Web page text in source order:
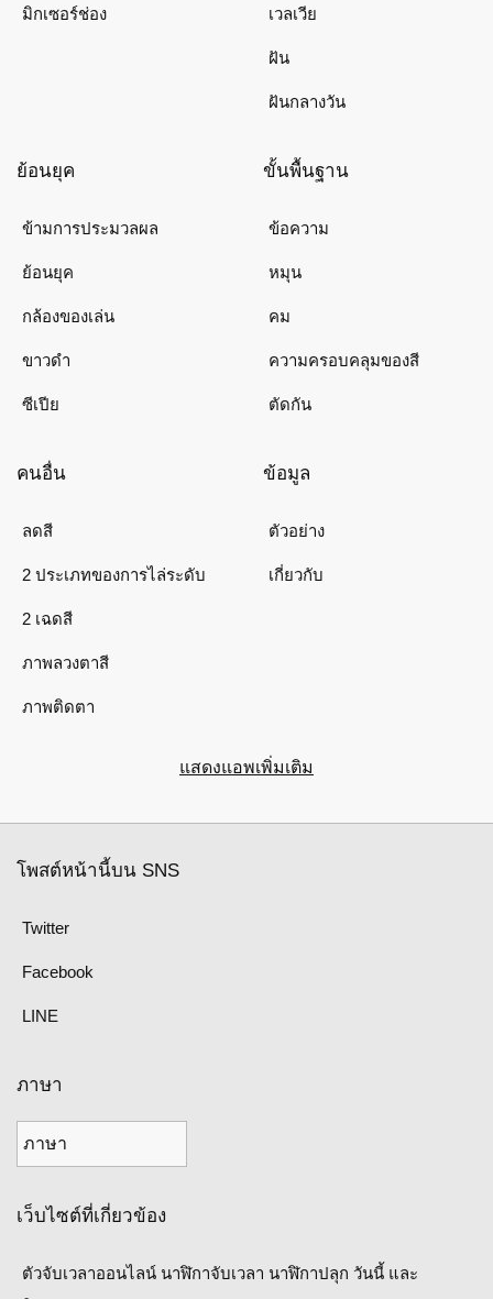
มิกเซอร์ช่อง เวลเวีย
ฝัน
ฝันกลางวัน
ย้อนยุค
ข้ามการประมวลผล
ย้อนยุค
กล้องของเล่น
ขาวดำ
ซีเปีย
ขั้นพื้นฐาน
ข้อความ
หมุน
คม
ความครอบคลุมของสี
ตัดกัน
คนอื่น
ลดสี
2 ประเภทของการไล่ระดับ
2 เฉดสี
ภาพลวงตาสี
ภาพติดตา
ข้อมูล
ตัวอย่าง
เกี่ยวกับ
แสดงแอพเพิ่มเติม
โพสต์หน้านี้บน SNS
Twitter
Facebook
LINE
ภาษา
เว็บไซต์ที่เกี่ยวข้อง
ตัวจับเวลาออนไลน์ นาฬิกาจับเวลา นาฬิกาปลุก วันนี้ และ